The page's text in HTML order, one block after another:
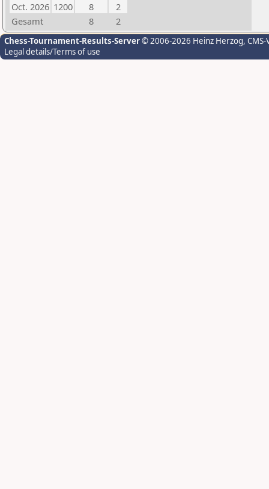
Oct. 2026 1200 8
2
Gesamt
8 2
Chess-Tournament-Results-Server© 2006-2026 Heinz Herzog,
Legal details/Terms of use